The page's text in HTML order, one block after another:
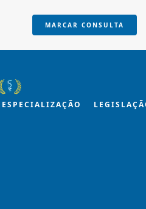
MARCAR CONSULTA
ESPECIALIZAÇÃO